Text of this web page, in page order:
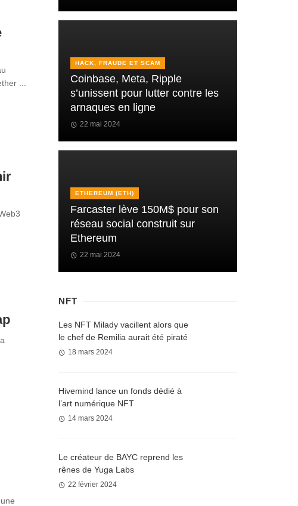
...
HACK, FRAUDE ET SCAM
Coinbase, Meta, Ripple
s’unissent pour lutter contre les
arnaques en ligne
22 mai 2024
ETHEREUM (ETH)
Farcaster lève 150M$ pour son
réseau social construit sur
Ethereum
22 mai 2024
NFT
Les NFT Milady vacillent alors que
le chef de Remilia aurait été piraté
18 mars 2024
Hivemind lance un fonds dédié à
l’art numérique NFT
14 mars 2024
Le créateur de BAYC reprend les
rênes de Yuga Labs
22 février 2024